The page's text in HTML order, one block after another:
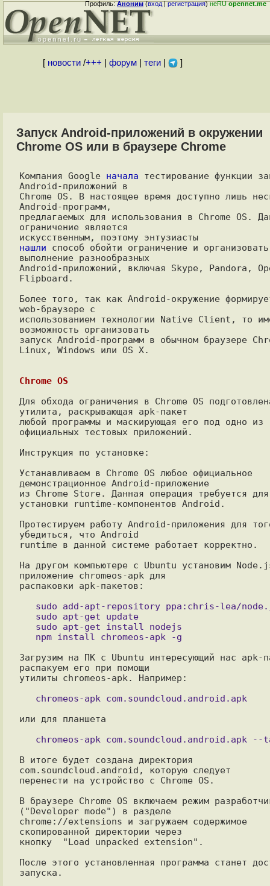
Профиль:Аноним(вход|регистрация)неRUopennet.me
[ новости/+++ форум| теги| ]
Запуск Android-приложений в окружении
Chrome OS или в браузере Chrome
Компания Google начала тестирование функции
Android-приложений в
Chrome OS. В настоящее время доступно лишь
Android-программ,
предлагаемых для использования в Chrome OS.
ограничение является
искусственным, поэтому энтузиасты
нашли способ обойти ограничение и организовать
выполнение разнообразных
Android-приложений, включая Skype, Pandora,
Flipboard.
Более того, так как Android-окружение
web-браузере с
использованием технологии Native Client, то
возможность организовать
запуск Android-программ в обычном браузере
Linux, Windows или OS X.
Chrome OS
Для обхода ограничения в Chrome OS
утилита, раскрывающая apk-пакет
любой программы и маскирующая его под одно из
официальных тестовых приложений.
Инструкция по установке:
Устанавливаем в Chrome OS любое официальное
демонстрационное Android-приложение
из Chrome Store. Данная операция требуется для
установки runtime-компонентов Android.
Протестируем работу Android-приложения для
убедиться, что Android
runtime в данной системе работает корректно.
На другом компьютере с Ubuntu установим
приложение chromeos-apk для
распаковки apk-пакетов:
Загрузим на ПК с Ubuntu интересующий нас apk-
распакуем его при помощи
утилиты chromeos-apk. Например:
или для планшета
В итоге будет создана директория
com.soundcloud.android, которую следует
перенести на устройство с Chrome OS.
В браузере Chrome OS включаем режим
("Developer mode") в разделе
chrome://extensions и загружаем содержимое
скопированной директории через
кнопку  "Load unpacked extension".
После этого установленная программа станет
запуска.